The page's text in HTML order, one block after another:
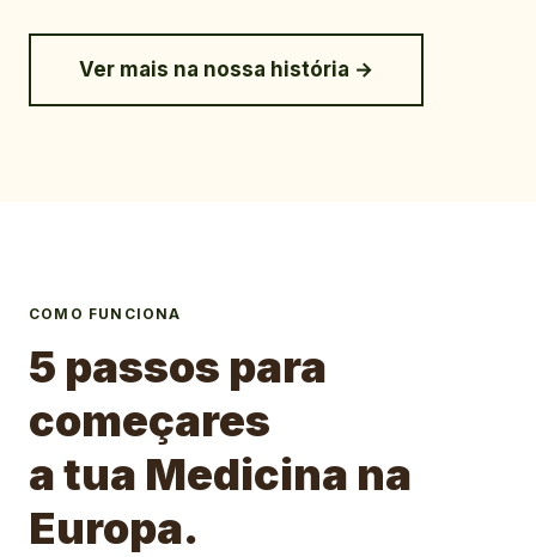
Ver mais na nossa história →
COMO FUNCIONA
5 passos para
começares
a tua Medicina na
Europa.